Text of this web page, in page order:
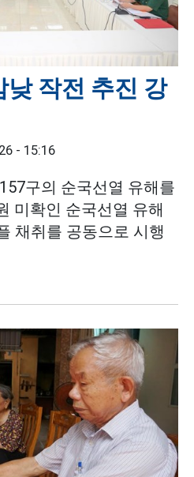
낮 작전 추진 강
- 15:16
구의 순국선열 유해를
미확인 순국선열 유해
채취를 공동으로 시행